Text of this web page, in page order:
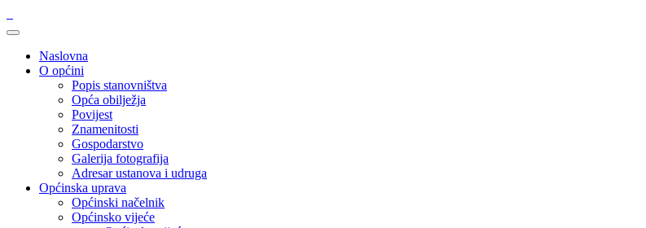
Naslovna
O općini
Popis stanovništva
Opća obilježja
Povijest
Znamenitosti
Gospodarstvo
Galerija fotografija
Adresar ustanova i udruga
Općinska uprava
Općinski načelnik
Općinsko vijeće